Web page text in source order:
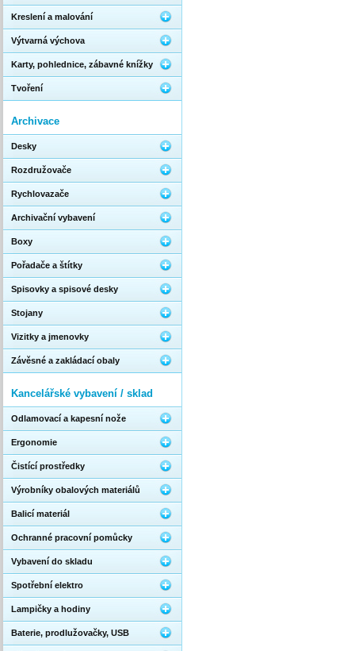
Kreslení a malování
Výtvarná výchova
Karty, pohlednice, zábavné knížky
Tvoření
Archivace
Desky
Rozdružovače
Rychlovazače
Archivační vybavení
Boxy
Pořadače a štítky
Spisovky a spisové desky
Stojany
Vizitky a jmenovky
Závěsné a zakládací obaly
Kancelářské vybavení / sklad
Odlamovací a kapesní nože
Ergonomie
Čistící prostředky
Výrobníky obalových materiálů
Balicí materiál
Ochranné pracovní pomůcky
Vybavení do skladu
Spotřební elektro
Lampičky a hodiny
Baterie, prodlužovačky, USB